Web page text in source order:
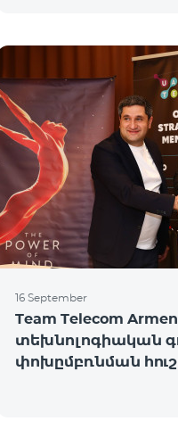
16 September
Team Telecom
տեխնոլոգիական
փոխըմբռնման